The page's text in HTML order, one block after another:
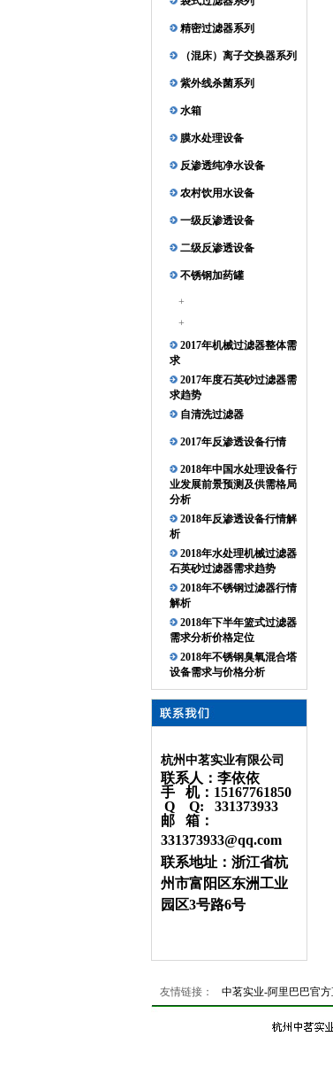
精密过滤器系列
（混床）离子交换器系列
紫外线杀菌系列
水箱
膜水处理设备
反渗透纯净水设备
农村饮用水设备
一级反渗透设备
二级反渗透设备
不锈钢加药罐
+
+
2017年机械过滤器整体需
求
2017年度石英砂过滤器需
求趋势
自清洗过滤器
2017年反渗透设备行情
2018年中国水处理设备行
业发展前景预测及供需格局
分析
2018年反渗透设备行情解
析
2018年水处理机械过滤器
石英砂过滤器需求趋势
2018年不锈钢过滤器行情
解析
2018年下半年篮式过滤器
需求分析价格定位
2018年不锈钢臭氧混合塔
设备需求与价格分析
杭州中茗实业有限公司
联系人：李依依
手 机：15167761850
Q Q: 331373933
邮 箱：
331373933@qq.com
联系地址：浙江省杭
州市富阳区东洲工业
园区3号路6号
友情链接： 中茗实业-阿里巴巴官